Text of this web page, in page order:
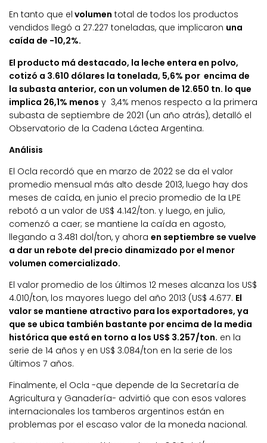
En tanto que el volumen total de todos los productos
vendidos llegó a 27.227 toneladas, que implicaron una
caída de -10,2%.
El producto má destacado, la leche entera en polvo,
cotizó a 3.610 dólares la tonelada, 5,6% por encima de
la subasta anterior, con un volumen de 12.650 tn. lo que
implica 26,1% menos y 3,4% menos respecto a la primera
subasta de septiembre de 2021 (un año atrás), detalló el
Observatorio de la Cadena Láctea Argentina.
Análisis
El Ocla recordó que en marzo de 2022 se da el valor
promedio mensual más alto desde 2013, luego hay dos
meses de caída, en junio el precio promedio de la LPE
rebotó a un valor de US$ 4.142/ton. y luego, en julio,
comenzó a caer; se mantiene la caída en agosto,
llegando a 3.481 dol/ton, y ahora en septiembre se vuelve
a dar un rebote del precio dinamizado por el menor
volumen comercializado.
El valor promedio de los últimos 12 meses alcanza los US$
4.010/ton, los mayores luego del año 2013 (US$ 4.677. El
valor se mantiene atractivo para los exportadores, ya
que se ubica también bastante por encima de la media
histórica que está en torno a los US$ 3.257/ton. en la
serie de 14 años y en US$ 3.084/ton en la serie de los
últimos 7 años.
Finalmente, el Ocla -que depende de la Secretaría de
Agricultura y Ganadería- advirtió que con esos valores
internacionales los tamberos argentinos están en
problemas por el escaso valor de la moneda nacional.